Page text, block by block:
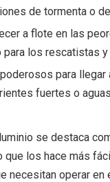
de tormenta o
a flote en las
los rescatistas
para
fuertes o
se destaca
los hace más
necesitan operar